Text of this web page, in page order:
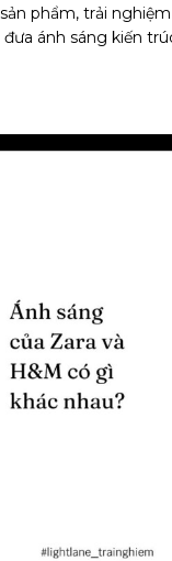
phẩm, trải
ánh sáng kiến